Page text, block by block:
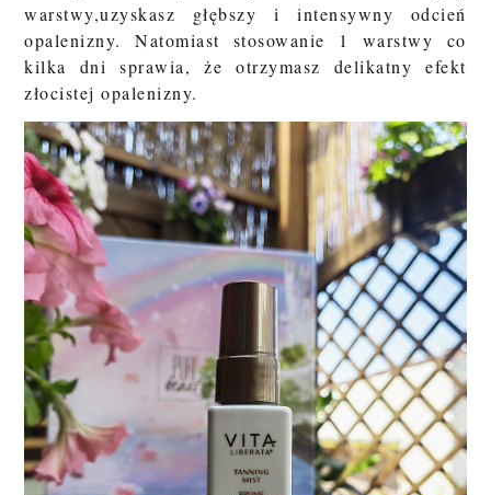
warstwy,uzyskasz głębszy i intensywny odcień
opalenizny. Natomiast stosowanie 1 warstwy co
kilka dni sprawia, że otrzymasz delikatny efekt
złocistej opalenizny.